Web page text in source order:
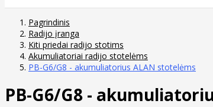
Pagrindinis
Radijo įranga
Kiti priedai radijo stotims
Akumuliatoriai radijo stotelėms
PB-G6/G8 - akumuliatorius ALAN stotelėms
PB-G6/G8 -